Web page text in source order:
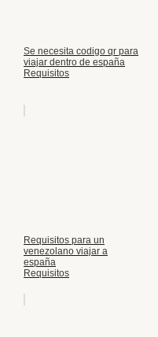
Se necesita codigo qr para
viajar dentro de españa
Requisitos
Requisitos para un
venezolano viajar a
españa
Requisitos